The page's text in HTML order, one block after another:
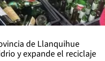
de Llanquihue
y expande el reciclaje